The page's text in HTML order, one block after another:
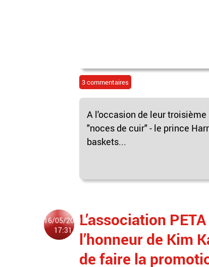
3 commentaires
A l'occasion de leur
"noces de cuir" - le prince
baskets...
16/05/2021
17:31
L’association
l’honneur de Kim
de faire la